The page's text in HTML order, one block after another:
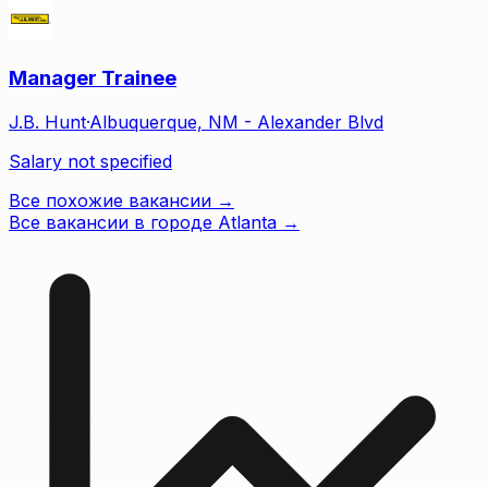
Manager Trainee
J.B. Hunt·Albuquerque, NM - Alexander Blvd
Salary not specified
Все похожие вакансии →
Все вакансии в городе Atlanta →